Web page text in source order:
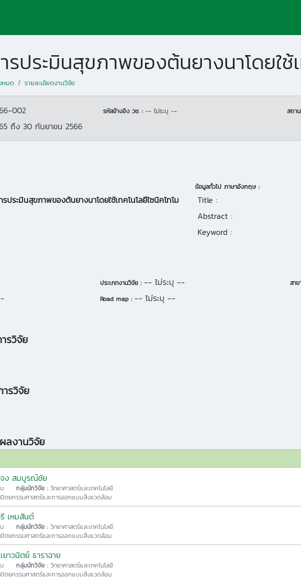
หมด รายละเอียดงานวิจัย
002 รหัสอ้างอิง วช. : -- ไม่ระบุ -- สถา
ถึง 30 กันยายน 2566
ประมินสุขภาพของต้นยางนาโดยใช้เทคโนโลยีไซนิคโทโม
ข้อมูลทั่วไป ภาษาอังกฤษ :
Title :
Abstract :
Keyword :
ประเภทงานวิจัย : -- ไม่ระบุ -- สา
Road map : -- ไม่ระบุ --
รวิจัย
รวิจัย
ลงานวิจัย
จง สมบูรณ์ชัย
ใน กลุ่มนักวิจัย : วิทยาศาสตร์และเทคโนโลยี
ตยกรรมศาสตร์และการออกแบบสิ่งแวดล้อม
เหมสันต์
ใน กลุ่มนักวิจัย : วิทยาศาสตร์และเทคโนโลยี
ตยกรรมศาสตร์และการออกแบบสิ่งแวดล้อม
ยาวนิตย์ ธาราฉาย
ใน กลุ่มนักวิจัย : วิทยาศาสตร์และเทคโนโลยี
ตยกรรมศาสตร์และการออกแบบสิ่งแวดล้อม